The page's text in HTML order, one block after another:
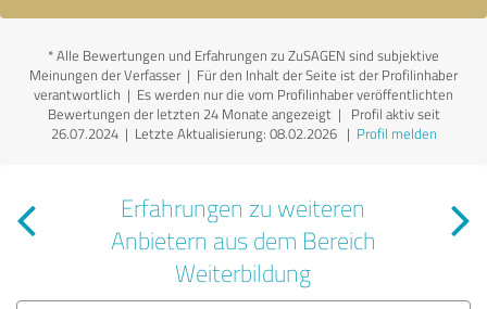
*Alle Bewertungen und Erfahrungen zu ZuSAGEN sind subjektive
Meinungen der Verfasser | Für den Inhalt der Seite ist der Profilinhaber
verantwortlich | Es werden nur die vom Profilinhaber veröffentlichten
Bewertungen der letzten 24 Monate angezeigt | Profil aktiv seit
26.07.2024 | Letzte Aktualisierung: 08.02.2026| Profil melden
Erfahrungen zu weiteren
Anbietern aus dem Bereich
Weiterbildung